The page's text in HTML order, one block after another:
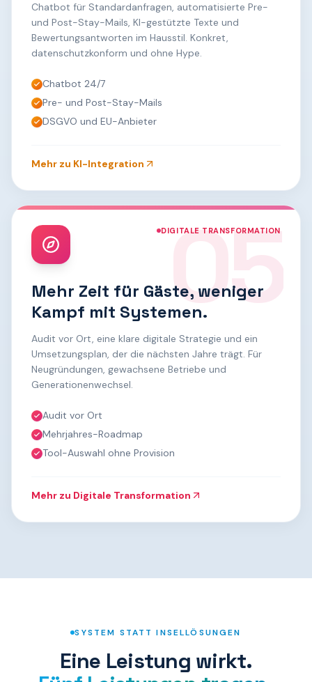
Chatbot für Standardanfragen, automatisierte Pre-
und Post-Stay-Mails, KI-gestützte Texte und
Bewertungsantworten im Hausstil. Konkret,
datenschutzkonform und ohne Hype.
Chatbot 24/7
Pre- und Post-Stay-Mails
DSGVO und EU-Anbieter
Mehr zu KI-Integration
05
DIGITALE TRANSFORMATION
Mehr Zeit für Gäste, weniger
Kampf mit Systemen.
Audit vor Ort, eine klare digitale Strategie und ein
Umsetzungsplan, der die nächsten Jahre trägt. Für
Neugründungen, gewachsene Betriebe und
Generationenwechsel.
Audit vor Ort
Mehrjahres-Roadmap
Tool-Auswahl ohne Provision
Mehr zu Digitale Transformation
SYSTEM STATT INSELLÖSUNGEN
Eine Leistung wirkt.